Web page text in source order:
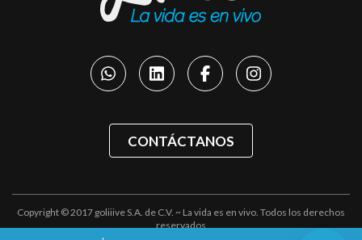
CONTÁCTANOS
Copyright © 2017 goliiive S.A. de C.V. ~ La vida es en vivo. Todos los derechos
reservados